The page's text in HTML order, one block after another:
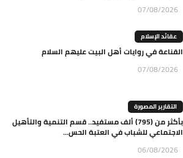
07/08/2026
عقائد الإسلام
القناعة في روايات أهل البيت عليهم السلام
07/08/2026
التقارير المصورة
بأكثر من (795) ألف مستفيد.. قسم التنمية والتأهيل
الاجتماعي للشباب في العتبة الحس...
06/08/2026